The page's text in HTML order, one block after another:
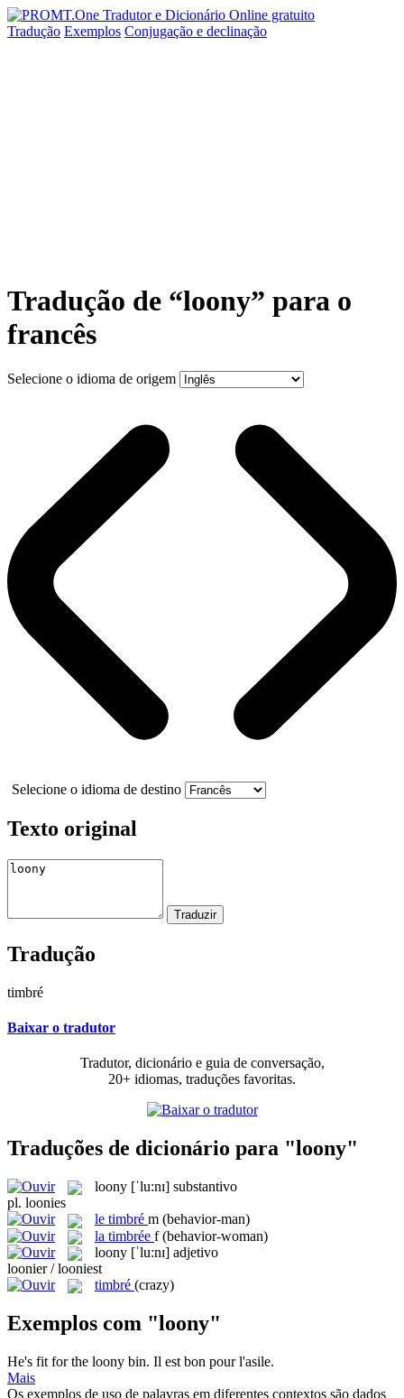
Tradução Exemplos Conjugação e declinação
Tradução de “loony” para o
francês
Selecione o idioma de origem
Selecione o idioma de destino
Texto original
Tradução
timbré
Baixar o tradutor
Tradutor, dicionário e guia de conversação,
20+ idiomas, traduções favoritas.
Traduções de dicionário para "loony"
loony [ˈlu:nɪ] substantivo
pl. loonies
le timbré m (behavior-man)
la timbrée f (behavior-woman)
loony [ˈlu:nɪ] adjetivo
loonier / looniest
timbré (crazy)
Exemplos com "loony"
He's fit for the loony bin. Il est bon pour l'asile.
Mais
Os exemplos de uso de palavras em diferentes contextos são dados